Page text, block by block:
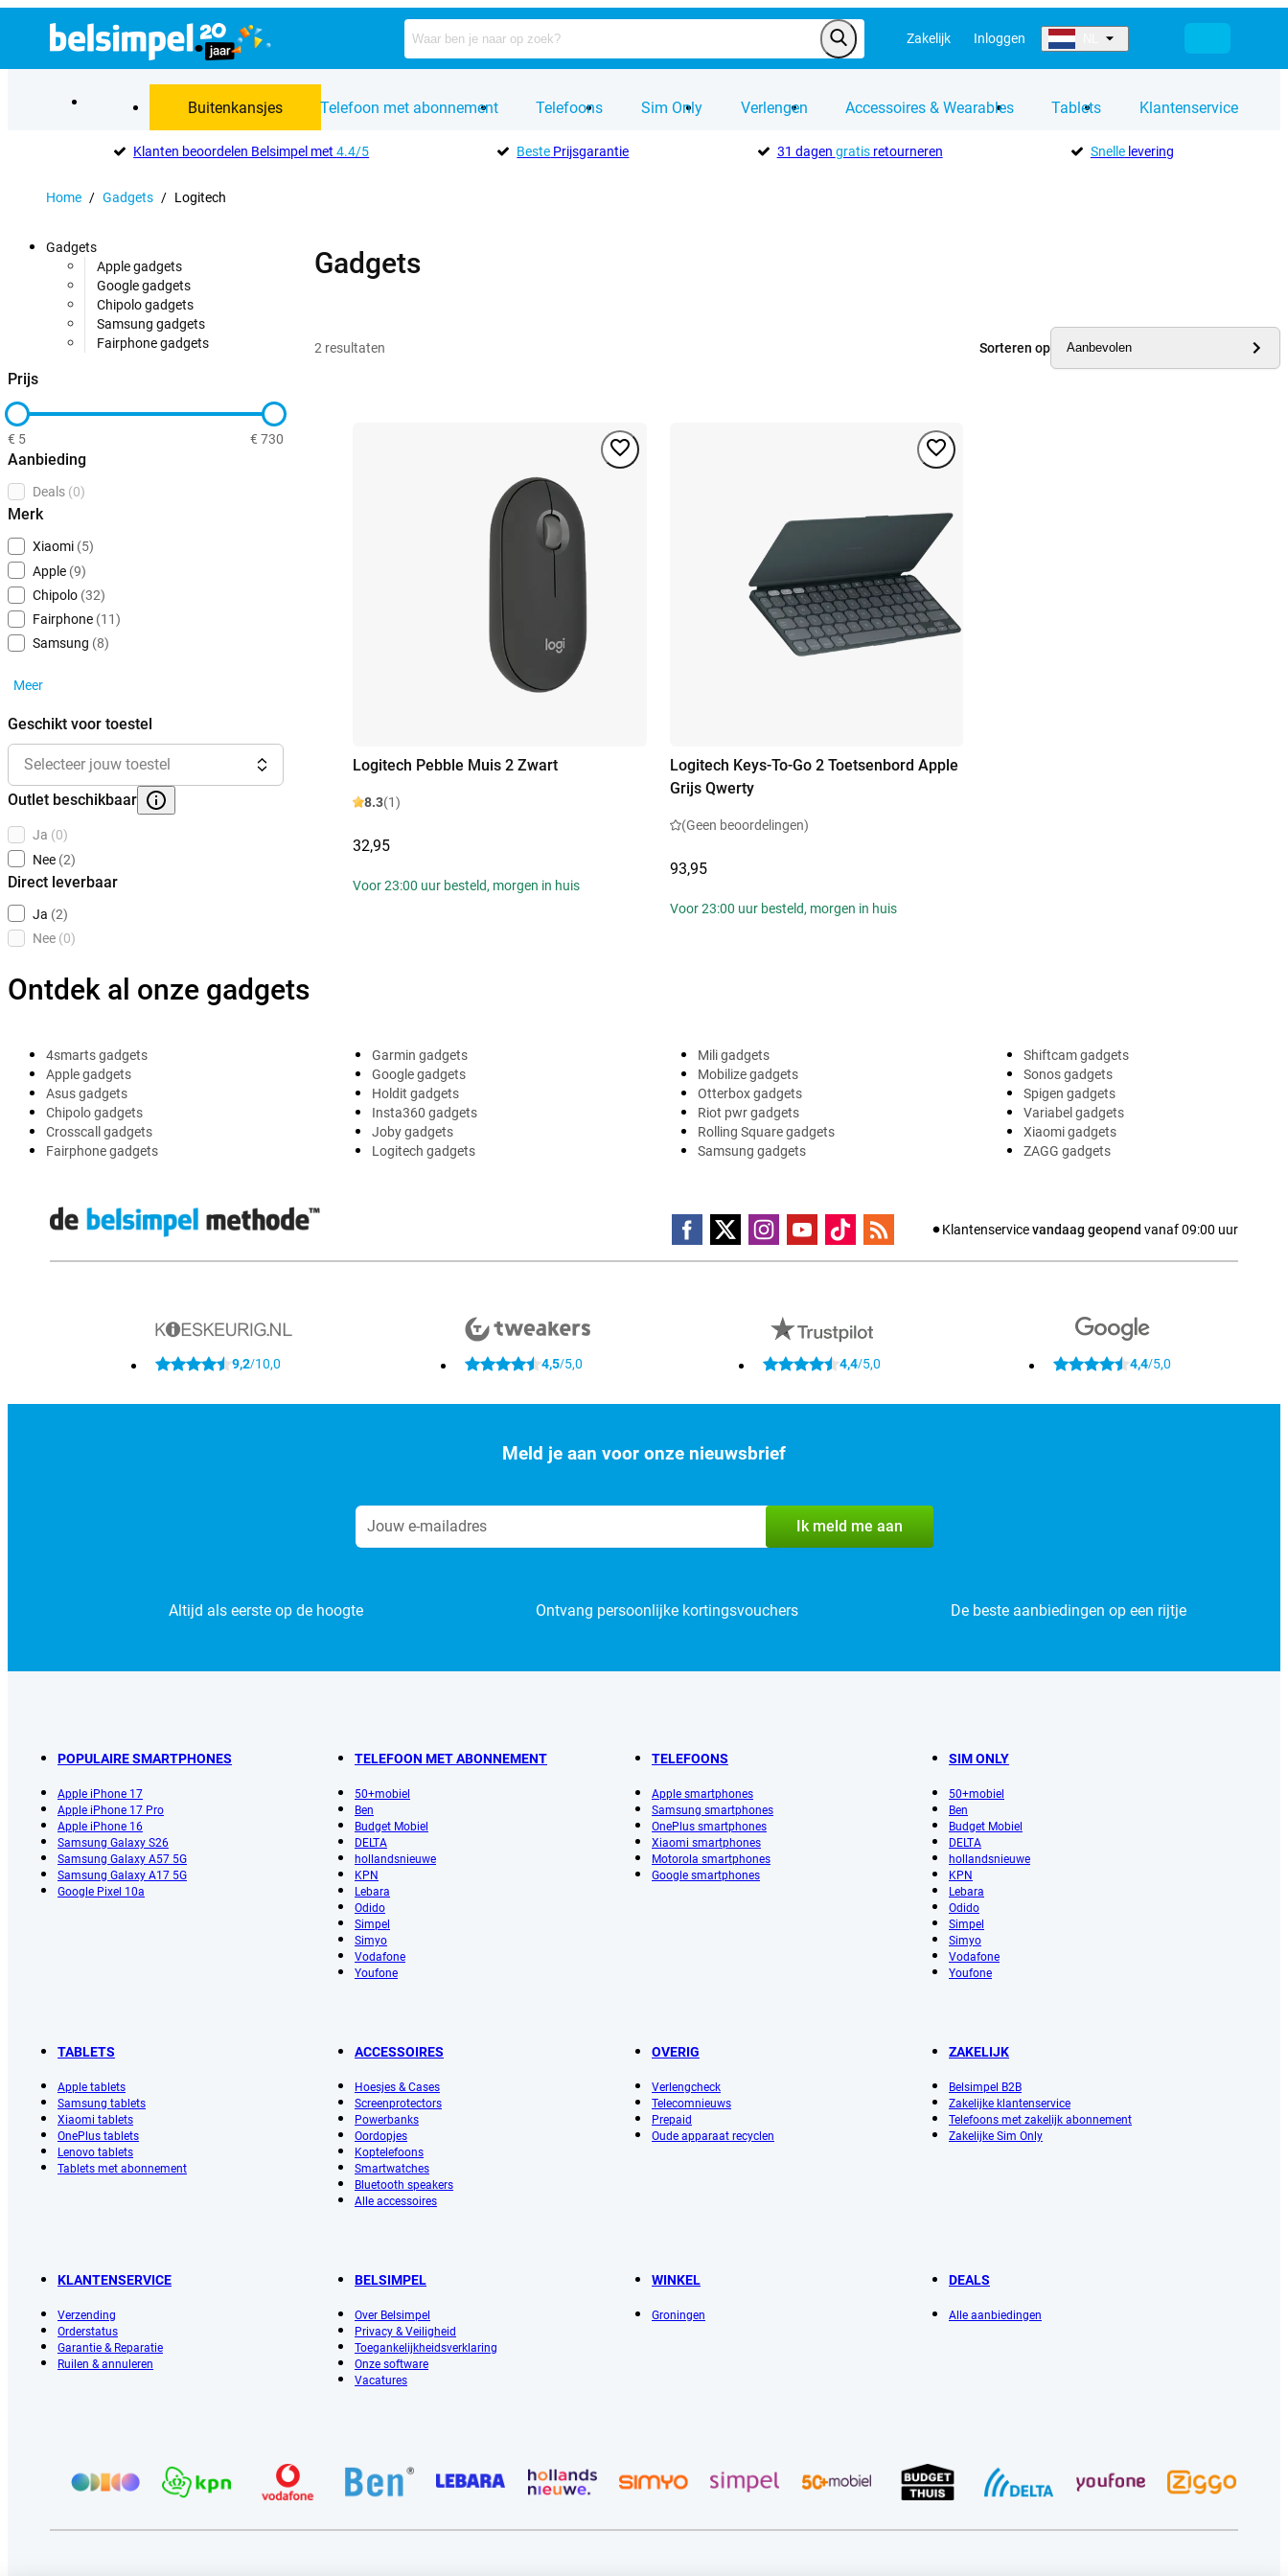
Zakelijk Inloggen
Buitenkansjes Telefoon met abonnement Telefoons Sim Only Verlengen Accessoires & Wearables Tablets Klantenservice
Klanten beoordelen Belsimpel met4.4/5 Beste Prijsgarantie 31 dagen gratisretourneren Snellelevering
Home / Gadgets / Logitech
Gadgets
Apple gadgets
Google gadgets
Chipolo gadgets
Samsung gadgets
Fairphone gadgets
Prijs
€ 5 € 730
Aanbieding
Deals (0)
Merk
Xiaomi (5)
Apple (9)
Chipolo (32)
Fairphone (11)
Samsung (8)
Meer
Geschikt voor toestel
Selecteer jouw toestel
Outlet beschikbaar
Ja (0)
Nee (2)
Direct leverbaar
Ja (2)
Nee (0)
Gadgets
2 resultaten Sorteren op Aanbevolen
Logitech Pebble Muis 2 Zwart
8.3(1)
32,95
Voor 23:00 uur besteld, morgen in huis
Logitech Keys-To-Go 2 Toetsenbord Apple
Grijs Qwerty
(Geen beoordelingen)
93,95
Voor 23:00 uur besteld, morgen in huis
Ontdek al onze gadgets
4smarts gadgets
Apple gadgets
Asus gadgets
Chipolo gadgets
Crosscall gadgets
Fairphone gadgets
Garmin gadgets
Google gadgets
Holdit gadgets
Insta360 gadgets
Joby gadgets
Logitech gadgets
Mili gadgets
Mobilize gadgets
Otterbox gadgets
Riot pwr gadgets
Rolling Square gadgets
Samsung gadgets
Shiftcam gadgets
Sonos gadgets
Spigen gadgets
Variabel gadgets
Xiaomi gadgets
ZAGG gadgets
Klantenservicevandaag geopend vanaf09:00 uur
9,2/10,0 4,5/5,0 4,4/5,0 4,4/5,0
Meld je aan voor onze nieuwsbrief
Ik meld me aan
Altijd als eerste op de hoogte Ontvang persoonlijke kortingsvouchers De beste aanbiedingen op een rijtje
POPULAIRE SMARTPHONES
Apple iPhone 17
Apple iPhone 17 Pro
Apple iPhone 16
Samsung Galaxy S26
Samsung Galaxy A57 5G
Samsung Galaxy A17 5G
Google Pixel 10a
TELEFOON MET ABONNEMENT
50+mobiel
Ben
Budget Mobiel
DELTA
hollandsnieuwe
KPN
Lebara
Odido
Simpel
Simyo
Vodafone
Youfone
TELEFOONS
Apple smartphones
Samsung smartphones
OnePlus smartphones
Xiaomi smartphones
Motorola smartphones
Google smartphones
SIM ONLY
50+mobiel
Ben
Budget Mobiel
DELTA
hollandsnieuwe
KPN
Lebara
Odido
Simpel
Simyo
Vodafone
Youfone
TABLETS
Apple tablets
Samsung tablets
Xiaomi tablets
OnePlus tablets
Lenovo tablets
Tablets met abonnement
ACCESSOIRES
Hoesjes & Cases
Screenprotectors
Powerbanks
Oordopjes
Koptelefoons
Smartwatches
Bluetooth speakers
Alle accessoires
OVERIG
Verlengcheck
Telecomnieuws
Prepaid
Oude apparaat recyclen
ZAKELIJK
Belsimpel B2B
Zakelijke klantenservice
Telefoons met zakelijk abonnement
Zakelijke Sim Only
KLANTENSERVICE
Verzending
Orderstatus
Garantie & Reparatie
Ruilen & annuleren
BELSIMPEL
Over Belsimpel
Privacy & Veiligheid
Toegankelijkheidsverklaring
Onze software
Vacatures
WINKEL
Groningen
DEALS
Alle aanbiedingen